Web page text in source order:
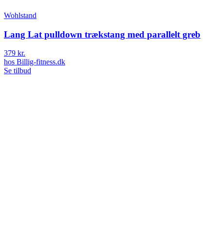
Wohlstand
Lang Lat pulldown trækstang med parallelt greb
379 kr.
hos Billig-fitness.dk
Se tilbud